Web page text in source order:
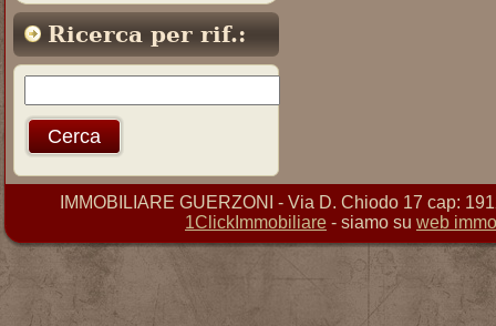
Ricerca per rif.:
IMMOBILIARE GUERZONI - Via D. Chiodo 17 cap:
1ClickImmobiliare - siamo su web